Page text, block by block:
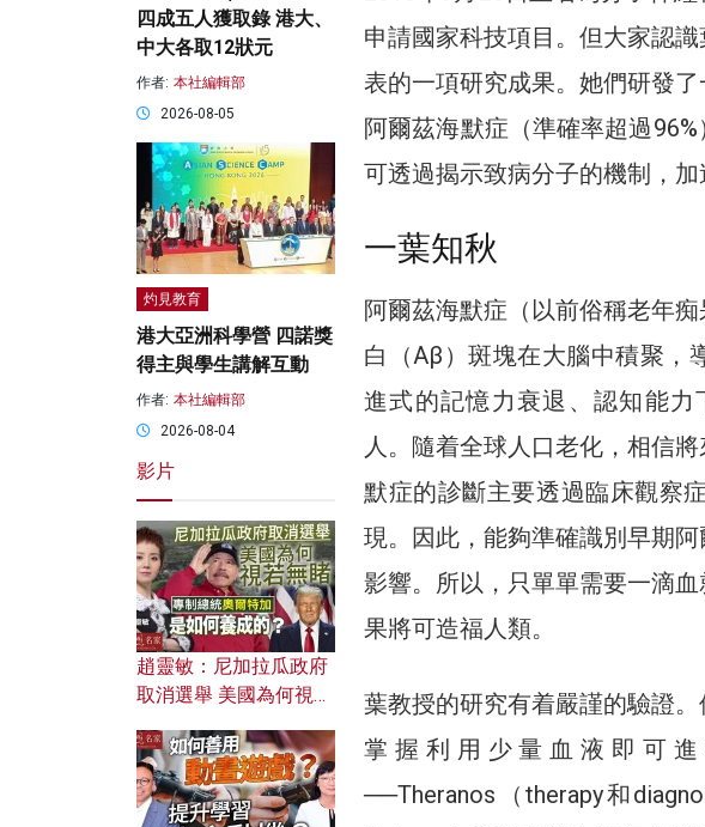
申請國家科技項目。但大家認
表的一項研究成果。她們研發
阿爾茲海默症（準確率超過
可透過揭示致病分子的機制，加
一葉知秋
阿爾茲海默症（以前俗稱老年
白（Aβ）斑塊在大腦中積聚，
進式的記憶力衰退、認知能
人。隨着全球人口老化，相信
默症的診斷主要透過臨床觀察
現。因此，能夠準確識別早期
影響。所以，只單單需要一滴
果將可造福人類。
葉教授的研究有着嚴謹的驗證
掌握利用少量血液即可
──Theranos（therapy和
四成五人獲取錄 港大、
中大各取12狀元
作者: 本社編輯部
2026-08-05
灼見教育
港大亞洲科學營 四諾獎
得主與學生講解互動
作者: 本社編輯部
2026-08-04
影片
趙靈敏：尼加拉瓜政府
取消選舉 美國為何視若
加是如何養成的？